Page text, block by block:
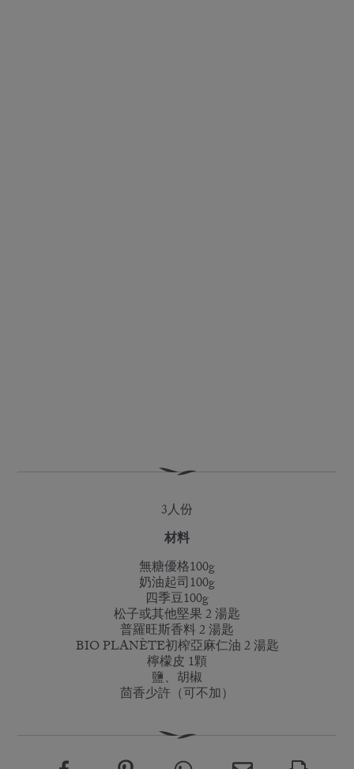
3人份
材料
無糖優格100g
奶油起司100g
四季豆100g
松子或其他堅果 2 湯匙
普羅旺斯香料 2 湯匙
BIO PLANÈTE初榨亞麻仁油 2 湯匙
檸檬皮 1顆
鹽、胡椒
茴香少許（可不加）